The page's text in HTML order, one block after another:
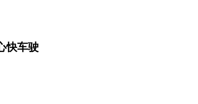
快车驶